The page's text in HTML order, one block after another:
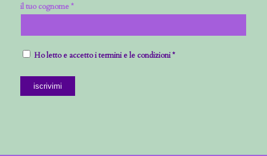
il tuo cognome *
Ho letto e accetto i termini e le condizioni *